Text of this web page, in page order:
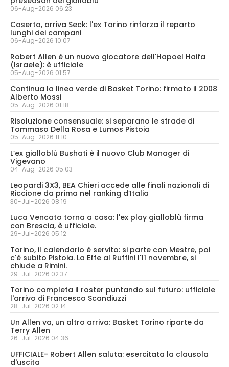
06-Aug-2026 06:23
Caserta, arriva Seck: l'ex Torino rinforza il reparto
lunghi dei campani
06-Aug-2026 10:07
Robert Allen è un nuovo giocatore dell'Hapoel Haifa
(Israele): è ufficiale
05-Aug-2026 01:57
Continua la linea verde di Basket Torino: firmato il 2008
Alberto Mossi
05-Aug-2026 01:18
Risoluzione consensuale: si separano le strade di
Tommaso Della Rosa e Lumos Pistoia
05-Aug-2026 11:10
L’ex gialloblù Bushati è il nuovo Club Manager di
Vigevano
04-Aug-2026 05:03
Leopardi 3X3, BEA Chieri accede alle finali nazionali di
Riccione da prima nel ranking d’Italia
30-Jul-2026 08:19
Luca Vencato torna a casa: l'ex play gialloblù firma
con Brescia, è ufficiale.
29-Jul-2026 05:12
Torino, il calendario è servito: si parte con Mestre, poi
c'è subito Pistoia. La Effe al Ruffini l'11 novembre, si
chiude a Rimini.
29-Jul-2026 02:37
Torino completa il roster puntando sul futuro: ufficiale
l'arrivo di Francesco Scandiuzzi
28-Jul-2026 02:14
Un Allen va, un altro arriva: Basket Torino riparte da
Terry Allen
26-Jul-2026 04:36
UFFICIALE- Robert Allen saluta: esercitata la clausola
d'uscita